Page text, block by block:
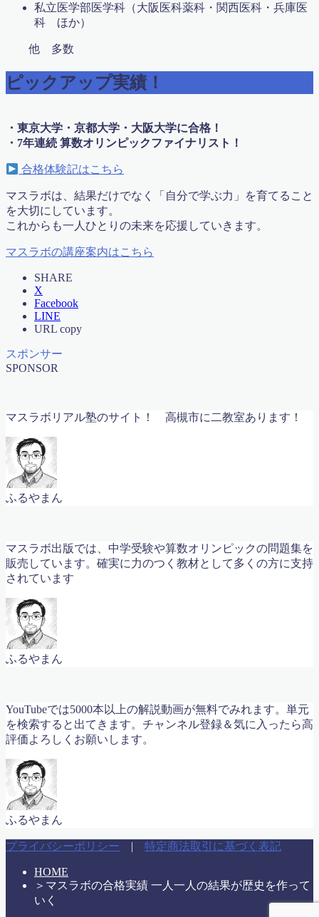
親子算数教室
講師募集
遊心コラボ2016年4月
遊心コラボ vol.9
運営者情報
高校受験
高校受験【虎の巻】
予約確定
Follow Me
私立医学部医学科（大阪医科薬科・関西医科・兵庫医
科 ほか）
他 多数
ピックアップ実績！
・東京大学・京都大学・大阪大学に合格！
・7年連続 算数オリンピックファイナリスト！
合格体験記はこちら
マスラボは、結果だけでなく「自分で学ぶ力」を育てること
を大切にしています。
これからも一人ひとりの未来を応援していきます。
マスラボの講座案内はこちら
SHARE
X
Facebook
LINE
URL copy
スポンサー
SPONSOR
マスラボリアル塾のサイト！ 高槻市に二教室あります！
ふるやまん
マスラボ出版では、中学受験や算数オリンピックの問題集を
販売しています。確実に力のつく教材として多くの方に支持
されています
ふるやまん
YouTubeでは5000本以上の解説動画が無料でみれます。単元
を検索すると出てきます。チャンネル登録＆気に入ったら高
評価よろしくお願いします。
ふるやまん
プライバシーポリシー | 特定商法取引に基づく表記
HOME
＞ マスラボの合格実績 一人一人の結果が歴史を作って
いく